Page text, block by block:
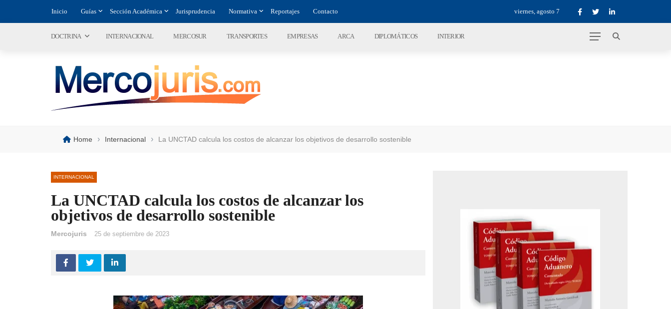
Inicio Guías Sección Académica Jurisprudencia Normativa Reportajes Contacto viernes, agosto 7
DOCTRINA INTERNACIONAL MERCOSUR TRANSPORTES EMPRESAS ARCA DIPLOMÁTICOS INTERIOR
Home › Internacional › La UNCTAD calcula los costos de alcanzar los objetivos de desarrollo sostenible
INTERNACIONAL
La UNCTAD calcula los costos de alcanzar los
objetivos de desarrollo sostenible
Mercojuris 25 de septiembre de 2023